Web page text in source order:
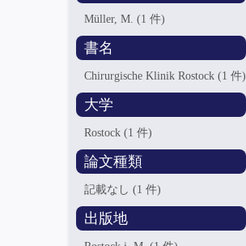
Müller, M.(1 件)
書名
Chirurgische Klinik Rostock(1 件)
大学
Rostock(1 件)
論文種類
記載なし(1 件)
出版地